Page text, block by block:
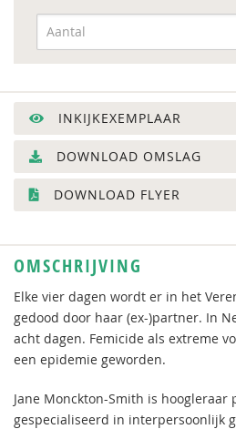
INKIJKEXEMPLAAR
DOWNLOAD OMSLAG
DOWNLOAD FLYER
OMSCHRIJVING
Elke vier dagen wordt er in het
gedood door haar (ex-)partner. In
acht dagen. Femicide als extreme
een epidemie geworden.
Jane Monckton-Smith is
gespecialiseerd in interpersoonlijk